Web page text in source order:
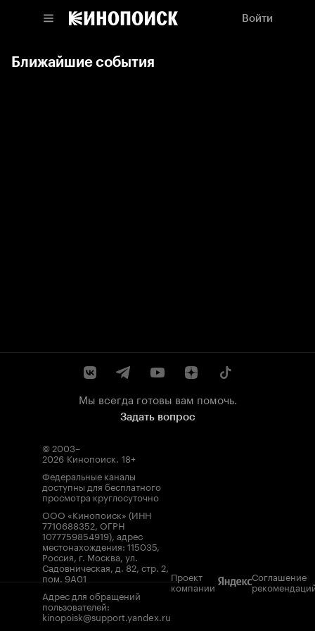
Войти
Ближайшие события
Мы всегда готовы вам помочь.
Задать вопрос
© 2003–
2026 Кинопоиск. 18+
Федеральные каналы
доступны для бесплатного
просмотра круглосуточно
ООО «Кинопоиск» (ИНН
7710688352, ОГРН
1077759854919), адрес
местонахождения: 115035,
Россия, г. Москва, ул.
Садовническая, д. 82, стр. 2,
пом. 9А01
Адрес для обращений
пользователей:
kinopoisk@support.yandex.ru
Проект
компании
Соглашение